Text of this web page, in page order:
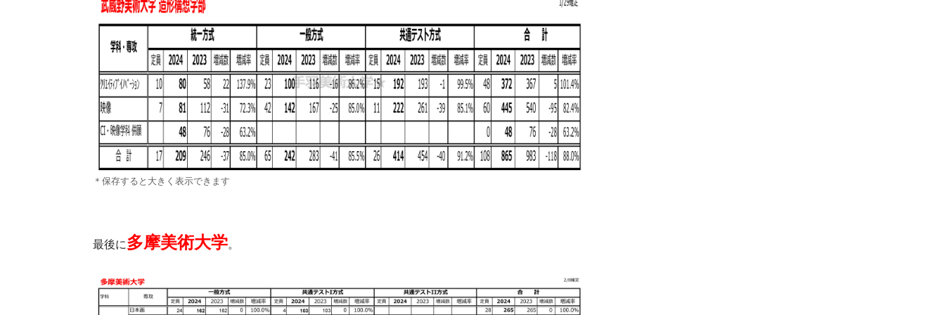
＊保存すると大きく表示できます
最後に多摩美術大学。